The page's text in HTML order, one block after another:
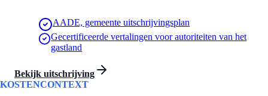
AADE, gemeente uitschrijvingsplan
Gecertificeerde vertalingen voor autoriteiten van het
gastland
Bekijk uitschrijving
KOSTENCONTEXT